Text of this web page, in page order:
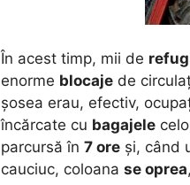
În acest timp, mii de
enorme blocaje de
șosea erau, efectiv,
încărcate cu bagajele
parcursă în 7 ore și, când
cauciuc, coloana se oprea